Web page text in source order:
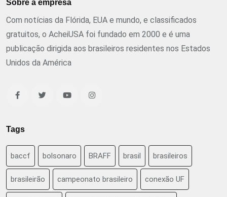
Sobre a empresa
Com notícias da Flórida, EUA e mundo, e classificados
gratuitos, o AcheiUSA foi fundado em 2000 e é uma
publicação dirigida aos brasileiros residentes nos Estados
Unidos da América
Tags
baccf bolsonaro BRAFF brasil brasileiros
brasileirão campeonato brasileiro conexão UF